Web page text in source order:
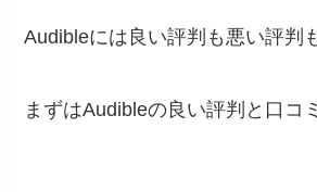
Audibleには良い評判も悪い評判
まずはAudibleの良い評判と口コ